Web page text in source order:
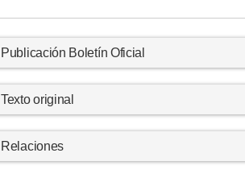
Publicación Boletín Oficial
Texto original
Relaciones